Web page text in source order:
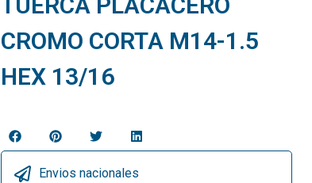
CROMO CORTA M14-1.5
HEX 13/16
Envios nacionales